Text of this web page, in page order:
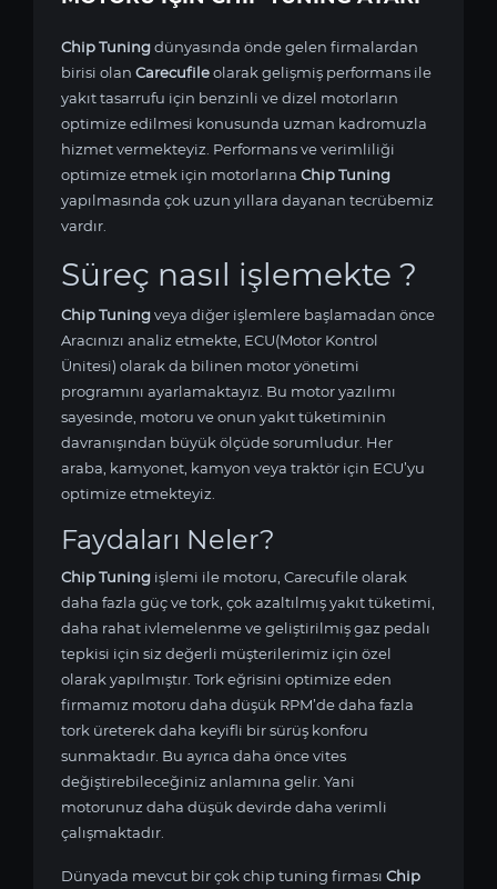
Chip Tuningdünyasında önde gelen firmalardan
birisi olan Carecufileolarak gelişmiş performans ile
yakıt tasarrufu için benzinli ve dizel motorların
optimize edilmesi konusunda uzman kadromuzla
hizmet vermekteyiz. Performans ve verimliliği
optimize etmek için motorlarına Chip Tuning
yapılmasında çok uzun yıllara dayanan tecrübemiz
vardır.
Süreç nasıl işlemekte ?
Chip Tuningveya diğer işlemlere başlamadan önce
Aracınızı analiz etmekte, ECU(Motor Kontrol
Ünitesi) olarak da bilinen motor yönetimi
programını ayarlamaktayız. Bu motor yazılımı
sayesinde, motoru ve onun yakıt tüketiminin
davranışından büyük ölçüde sorumludur. Her
araba, kamyonet, kamyon veya traktör için ECU’yu
optimize etmekteyiz.
Faydaları Neler?
Chip Tuning işlemi ile motoru, Carecufile olarak
daha fazla güç ve tork, çok azaltılmış yakıt tüketimi,
daha rahat ivlemelenme ve geliştirilmiş gaz pedalı
tepkisi için siz değerli müşterilerimiz için özel
olarak yapılmıştır. Tork eğrisini optimize eden
firmamız motoru daha düşük RPM’de daha fazla
tork üreterek daha keyifli bir sürüş konforu
sunmaktadır. Bu ayrıca daha önce vites
değiştirebileceğiniz anlamına gelir. Yani
motorunuz daha düşük devirde daha verimli
çalışmaktadır.
Dünyada mevcut bir çok chip tuning firması Chip